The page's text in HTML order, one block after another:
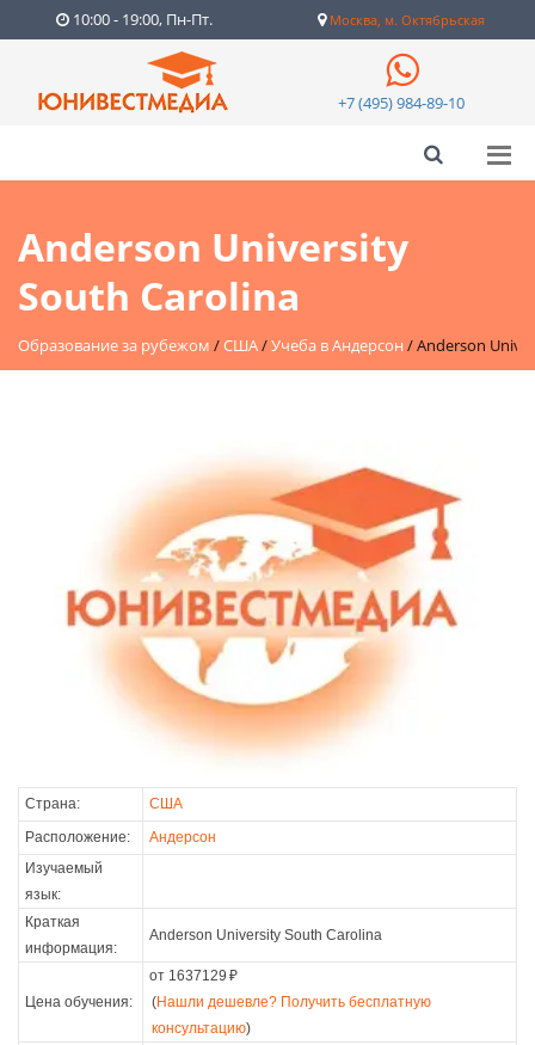
10:00 - 19:00, Пн-Пт. Москва, м. Октябрьская
+7 (495) 984-89-10
Anderson University
South Carolina
Образование за рубежом /США/Учеба в Андерсон /Anderson
Страна:
США
Расположение:
Андерсон
Изучаемый
язык:
Краткая
информация:
Anderson University South Carolina
Цена обучения:
от 1637129 ₽
(Нашли дешевле? Получить бесплатную
консультацию)